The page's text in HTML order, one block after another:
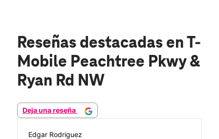
Reseñas destacadas en T-
Mobile Peachtree Pkwy &
Ryan Rd NW
Deja una reseña
Edgar Rodriguez